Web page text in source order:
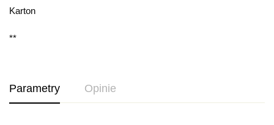
Karton
**
Parametry Opinie